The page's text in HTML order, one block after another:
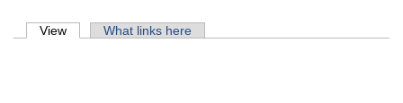
Primary tabs
View (active tab)What links here